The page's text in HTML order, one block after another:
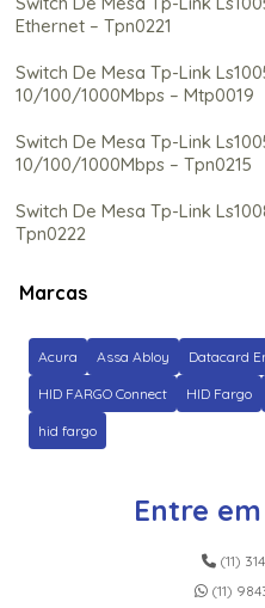
Ethernet – Tpn0221
Switch De Mesa Tp-Link
10/100/1000Mbps – Mtp0019
Switch De Mesa Tp-Link
10/100/1000Mbps – Tpn0215
Switch De Mesa Tp-Link
Tpn0222
Switch De Mesa Tp-Link
10/100/1000Mbps – Mtp0021
Switch De Mesa Tp-Link
10/100/1000Mbps – Tpn0216
Switch De Mesa Tp-Link Tl-
10/100Mbps 3 Portas Poe
10/100/1000Mbps Easy
Switch De Mesa Tp-Link Tl-
10/100/1000Mbps – Tpn0051
Marcas
Acura Assa Abloy Datacard
HID FARGO Connect HID Fargo
hid fargo
Entre
(11)
(11)